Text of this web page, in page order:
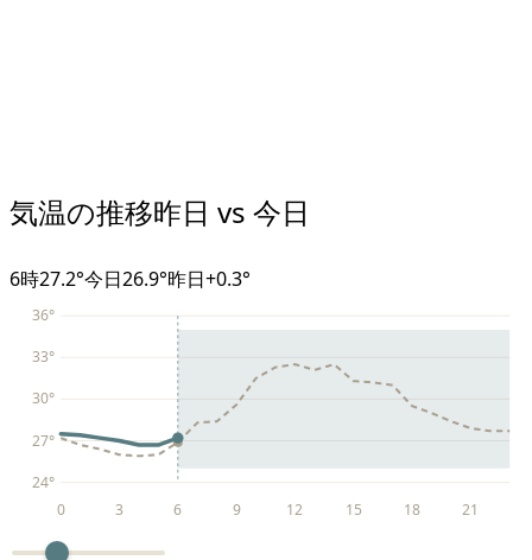
気温の推移昨日 vs 今日
6時27.2°今日26.9°昨日+0.3°
24°
27°
30°
33°
36°
0 3 6 9 12 15 18 21